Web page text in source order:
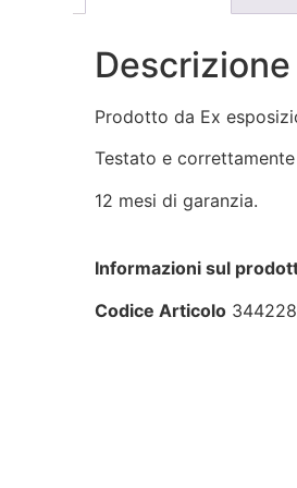
Descrizione
Prodotto da Ex
Testato e
12 mesi di garanzia.
Informazioni sul
Codice Articolo 344228